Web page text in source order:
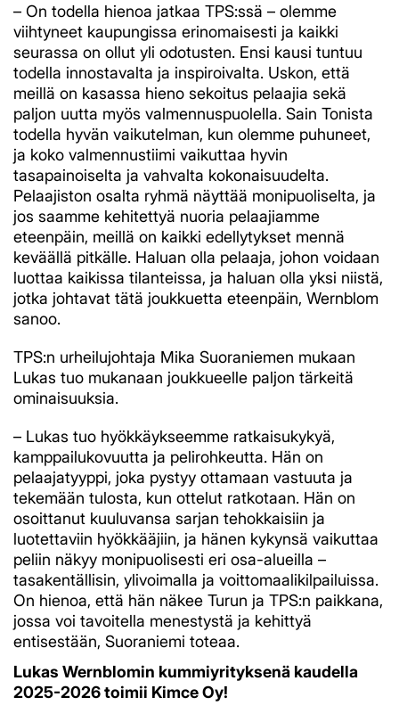
– On todella hienoa jatkaa TPS:ssä – olemme
viihtyneet kaupungissa erinomaisesti ja kaikki
seurassa on ollut yli odotusten. Ensi kausi tuntuu
todella innostavalta ja inspiroivalta. Uskon, että
meillä on kasassa hieno sekoitus pelaajia sekä
paljon uutta myös valmennuspuolella. Sain Tonista
todella hyvän vaikutelman, kun olemme puhuneet,
ja koko valmennustiimi vaikuttaa hyvin
tasapainoiselta ja vahvalta kokonaisuudelta.
Pelaajiston osalta ryhmä näyttää monipuoliselta, ja
jos saamme kehitettyä nuoria pelaajiamme
eteenpäin, meillä on kaikki edellytykset mennä
keväällä pitkälle. Haluan olla pelaaja, johon voidaan
luottaa kaikissa tilanteissa, ja haluan olla yksi niistä,
jotka johtavat tätä joukkuetta eteenpäin, Wernblom
sanoo.
TPS:n urheilujohtaja Mika Suoraniemen mukaan
Lukas tuo mukanaan joukkueelle paljon tärkeitä
ominaisuuksia.
– Lukas tuo hyökkäykseemme ratkaisukykyä,
kamppailukovuutta ja pelirohkeutta. Hän on
pelaajatyyppi, joka pystyy ottamaan vastuuta ja
tekemään tulosta, kun ottelut ratkotaan. Hän on
osoittanut kuuluvansa sarjan tehokkaisiin ja
luotettaviin hyökkääjiin, ja hänen kykynsä vaikuttaa
peliin näkyy monipuolisesti eri osa-alueilla –
tasakentällisin, ylivoimalla ja voittomaalikilpailuissa.
On hienoa, että hän näkee Turun ja TPS:n paikkana,
jossa voi tavoitella menestystä ja kehittyä
entisestään, Suoraniemi toteaa.
Lukas Wernblomin kummiyrityksenä kaudella
2025-2026 toimii Kimce Oy!